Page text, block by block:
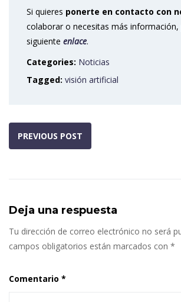
Si quieres ponerte en contacto con
colaborar o necesitas más información,
siguiente enlace.
Categories: Noticias
Tagged: visión artificial
PREVIOUS POST
Deja una respuesta
Tu dirección de correo electrónico no será
campos obligatorios están marcados con *
Comentario *